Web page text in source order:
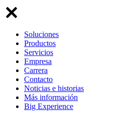
Soluciones
Productos
Servicios
Empresa
Carrera
Contacto
Noticias e historias
Más información
Big Experience